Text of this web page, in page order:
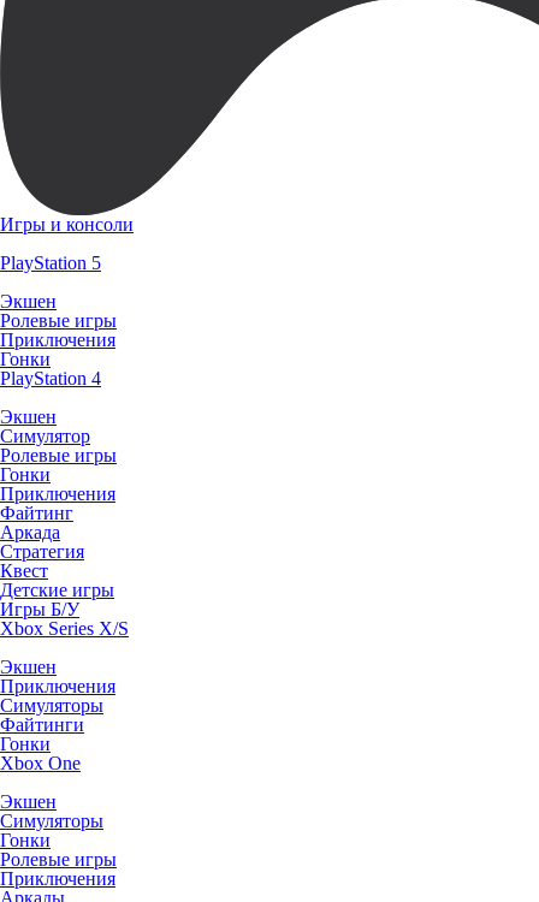
Игры и консоли
PlayStation 5
Экшен
Ролевые игры
Приключения
Гонки
PlayStation 4
Экшен
Симулятор
Ролевые игры
Гонки
Приключения
Файтинг
Аркада
Стратегия
Квест
Детские игры
Игры Б/У
Xbox Series X/S
Экшен
Приключения
Симуляторы
Файтинги
Гонки
Xbox One
Экшен
Симуляторы
Гонки
Ролевые игры
Приключения
Аркады